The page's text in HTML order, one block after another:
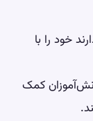
خود را با
کمک